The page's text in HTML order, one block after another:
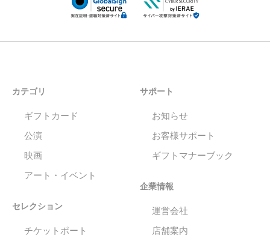
カテゴリ
ギフトカード
公演
映画
アート・イベント
セレクション
チケットポート
サポート
お知らせ
お客様サポート
ギフトマナーブック
企業情報
運営会社
店舗案内